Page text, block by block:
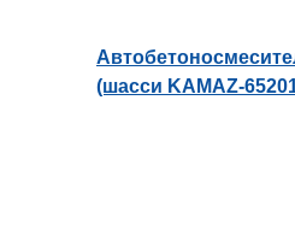
(шасси KAMAZ-